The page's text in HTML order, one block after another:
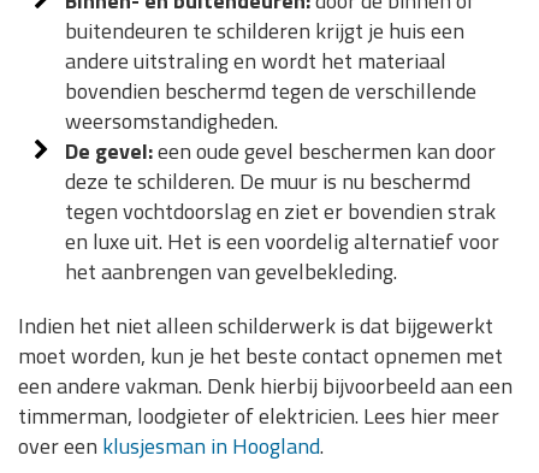
buitendeuren te schilderen krijgt je huis een
andere uitstraling en wordt het materiaal
bovendien beschermd tegen de verschillende
weersomstandigheden.
De gevel:een oude gevel beschermen kan door
deze te schilderen. De muur is nu beschermd
tegen vochtdoorslag en ziet er bovendien strak
en luxe uit. Het is een voordelig alternatief voor
het aanbrengen van gevelbekleding.
Indien het niet alleen schilderwerk is dat bijgewerkt
moet worden, kun je het beste contact opnemen met
een andere vakman. Denk hierbij bijvoorbeeld aan een
timmerman, loodgieter of elektricien. Lees hier meer
over een klusjesman in Hoogland.